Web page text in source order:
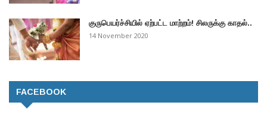
குருபெயர்ச்சியில் ஏற்பட்ட மாற்றம்! சிலருக்கு காதல்..
14 November 2020
FACEBOOK